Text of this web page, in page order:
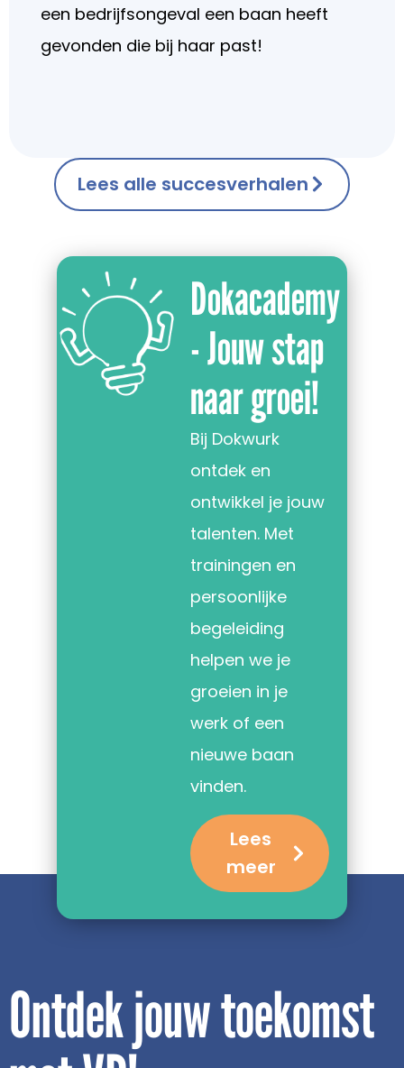
een bedrijfsongeval een baan heeft
gevonden die bij haar past!
Lees alle succesverhalen
Dokacademy
- Jouw stap
naar groei!
Bij Dokwurk
ontdek en
ontwikkel je jouw
talenten. Met
trainingen en
persoonlijke
begeleiding
helpen we je
groeien in je
werk of een
nieuwe baan
vinden.
Lees
meer
Ontdek jouw toekomst